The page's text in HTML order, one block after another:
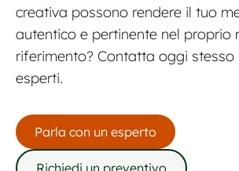
creativa possono rendere il tuo
autentico e pertinente nel proprio
riferimento? Contatta oggi stesso
esperti.
Parla con un esperto
Richiedi un preventivo